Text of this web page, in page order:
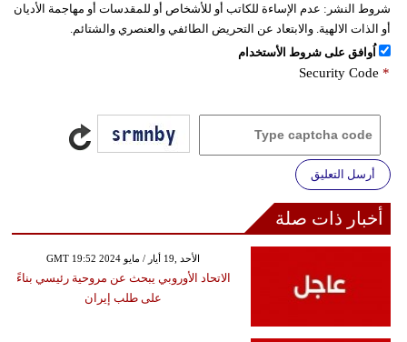
شروط النشر: عدم الإساءة للكاتب أو للأشخاص أو للمقدسات أو مهاجمة الأديان
أو الذات الالهية. والابتعاد عن التحريض الطائفي والعنصري والشتائم.
اُوافق على شروط الأستخدام
Security Code *
أرسل التعليق
أخبار ذات صلة
GMT 19:52 2024 الأحد ,19 أيار / مايو
الاتحاد الأوروبي يبحث عن مروحية رئيسي بناءً
على طلب إيران